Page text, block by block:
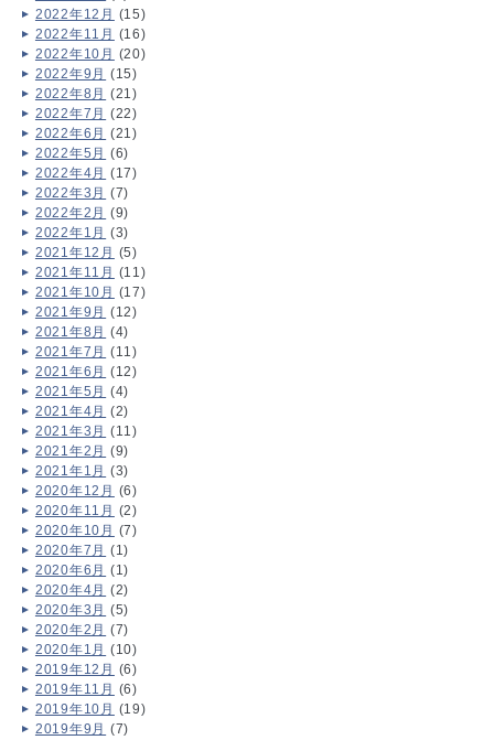
2022年12月 (15)
2022年11月 (16)
2022年10月 (20)
2022年9月 (15)
2022年8月 (21)
2022年7月 (22)
2022年6月 (21)
2022年5月 (6)
2022年4月 (17)
2022年3月 (7)
2022年2月 (9)
2022年1月 (3)
2021年12月 (5)
2021年11月 (11)
2021年10月 (17)
2021年9月 (12)
2021年8月 (4)
2021年7月 (11)
2021年6月 (12)
2021年5月 (4)
2021年4月 (2)
2021年3月 (11)
2021年2月 (9)
2021年1月 (3)
2020年12月 (6)
2020年11月 (2)
2020年10月 (7)
2020年7月 (1)
2020年6月 (1)
2020年4月 (2)
2020年3月 (5)
2020年2月 (7)
2020年1月 (10)
2019年12月 (6)
2019年11月 (6)
2019年10月 (19)
2019年9月 (7)